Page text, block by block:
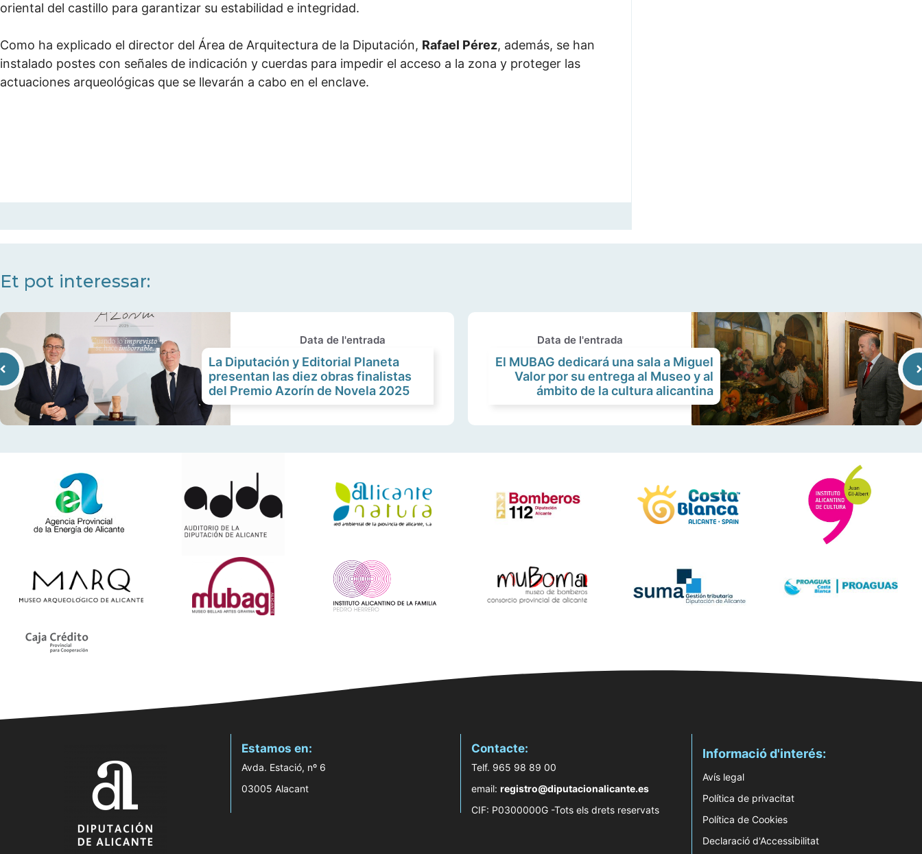
oriental del castillo para garantizar su estabilidad e integridad.
Como ha explicado el director del Área de Arquitectura de la Diputación, Rafael Pérez, además, se han
instalado postes con señales de indicación y cuerdas para impedir el acceso a la zona y proteger las
actuaciones arqueológicas que se llevarán a cabo en el enclave.
Et pot interessar:
Data de l'entrada
La Diputación y Editorial Planeta
presentan las diez obras finalistas
del Premio Azorín de Novela 2025
Data de l'entrada
El MUBAG dedicará una sala a Miguel
Valor por su entrega al Museo y al
ámbito de la cultura alicantina
Estamos en:
Avda. Estació, nº 6
03005 Alacant
Contacte:
Telf. 965 98 89 00
email: registro@diputacionalicante.es
CIF: P0300000G -Tots els drets reservats
Informació d'interés:
Avís legal
Política de privacitat
Política de Cookies
Declaració d'Accessibilitat